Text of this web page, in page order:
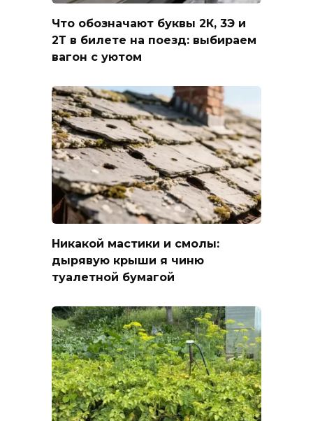
Что обозначают буквы 2К, 3Э и
2Т в билете на поезд: выбираем
вагон с уютом
Никакой мастики и смолы:
дырявую крыши я чиню
туалетной бумагой